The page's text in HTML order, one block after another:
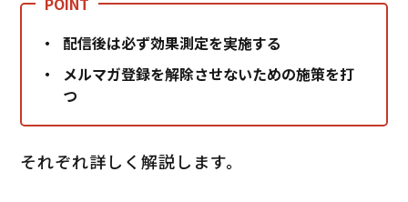
配信後は必ず効果測定を実施する
メルマガ登録を解除させないための施策を打
つ
それぞれ詳しく解説します。